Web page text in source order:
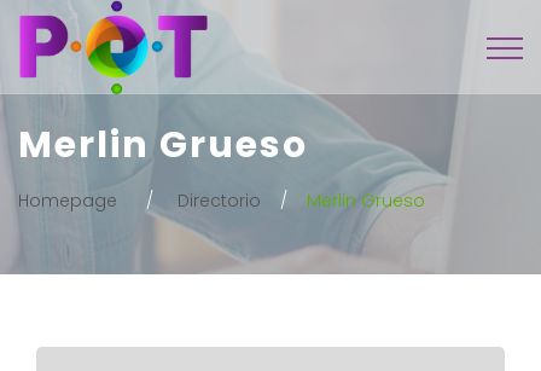
Merlin Grueso
Homepage Directorio Merlin Grueso